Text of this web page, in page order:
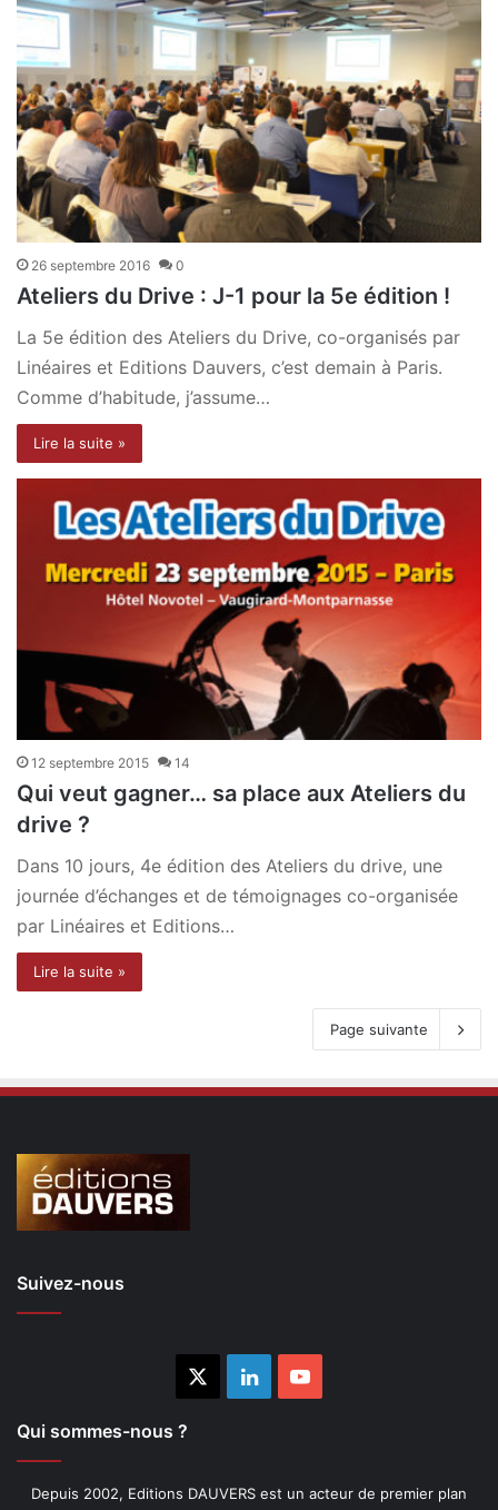
26 septembre 2016 0
Ateliers du Drive : J-1 pour la 5e édition !
La 5e édition des Ateliers du Drive, co-organisés par
Linéaires et Editions Dauvers, c’est demain à Paris.
Comme d’habitude, j’assume…
Lire la suite »
12 septembre 2015 14
Qui veut gagner… sa place aux Ateliers du
drive ?
Dans 10 jours, 4e édition des Ateliers du drive, une
journée d’échanges et de témoignages co-organisée
par Linéaires et Editions…
Lire la suite »
Page suivante
Suivez-nous
LinkedinYouTube
Qui sommes-nous ?
Depuis 2002, Editions DAUVERS est un acteur de premier plan